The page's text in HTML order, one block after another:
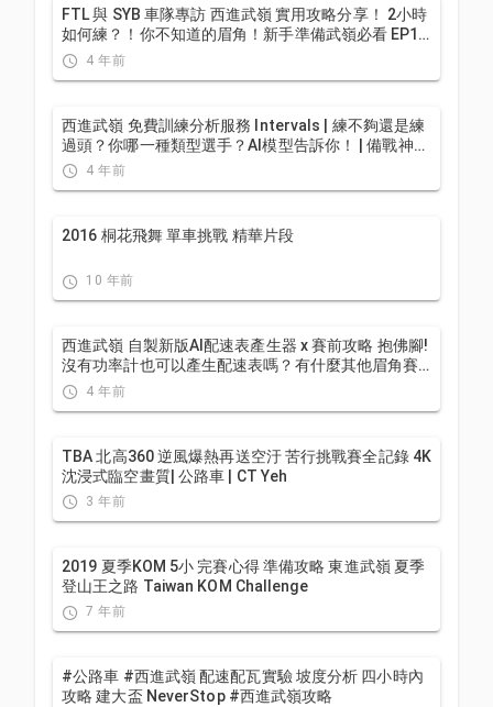
FTL 與 SYB 車隊專訪 西進武嶺 實用攻略分享！ 2小時
如何練？！你不知道的眉角！新手準備武嶺必看 EP1 |
實力派女車友 | 精華版 | 公路車 | CTYeh
4 年前
西進武嶺 免費訓練分析服務 Intervals | 練不夠還是練
過頭？你哪一種類型選手？AI模型告訴你！ | 備戰神器
4 年前
2016 桐花飛舞 單車挑戰 精華片段
10 年前
西進武嶺 自製新版AI配速表產生器 x 賽前攻略 抱佛腳!
沒有功率計也可以產生配速表嗎？有什麼其他眉角賽
前要注意的呢? | 西進武嶺 / 東進武嶺 KOM 攻略 | 公路
車 | CT Yeh
4 年前
TBA 北高360 逆風爆熱再送空汙 苦行挑戰賽全記錄 4K
沈浸式臨空畫質| 公路車 | CT Yeh
3 年前
2019 夏季KOM 5小 完賽心得 準備攻略 東進武嶺 夏季
登山王之路 Taiwan KOM Challenge
7 年前
#公路車 #西進武嶺 配速配瓦實驗 坡度分析 四小時內
攻略 建大盃 NeverStop #西進武嶺攻略